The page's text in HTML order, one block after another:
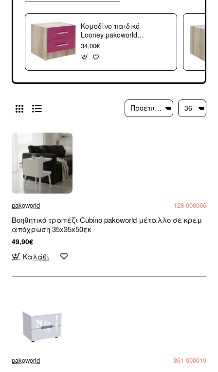
Κομοδίνο παιδικό
Looney pakoworld
με 2 συρτάρια
χρώμα castillo-ροζ
47,5x40,5x40,5εκ
34,00€
pakoworld 128-000066
Βοηθητικό τραπέζι Cubino pakoworld μέταλλο σε κρεμ
απόχρωση 35x35x50εκ
49,90€
Καλάθι
pakoworld 361-000019